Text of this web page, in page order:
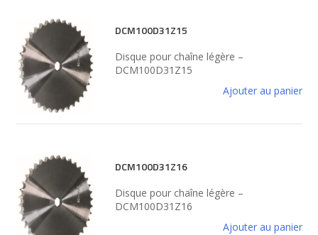
DCM100D31Z15
Disque pour chaîne légère –
DCM100D31Z15
Ajouter au panier
DCM100D31Z16
Disque pour chaîne légère –
DCM100D31Z16
Ajouter au panier